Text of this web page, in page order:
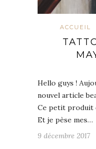
ACCUEIL
Hello guys !
nouvel article
Ce petit produit
Et je pèse mes…
9 décembre 2017